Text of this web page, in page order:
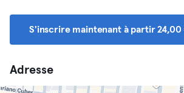
S'inscrire maintenant à partir 24,00
Adresse